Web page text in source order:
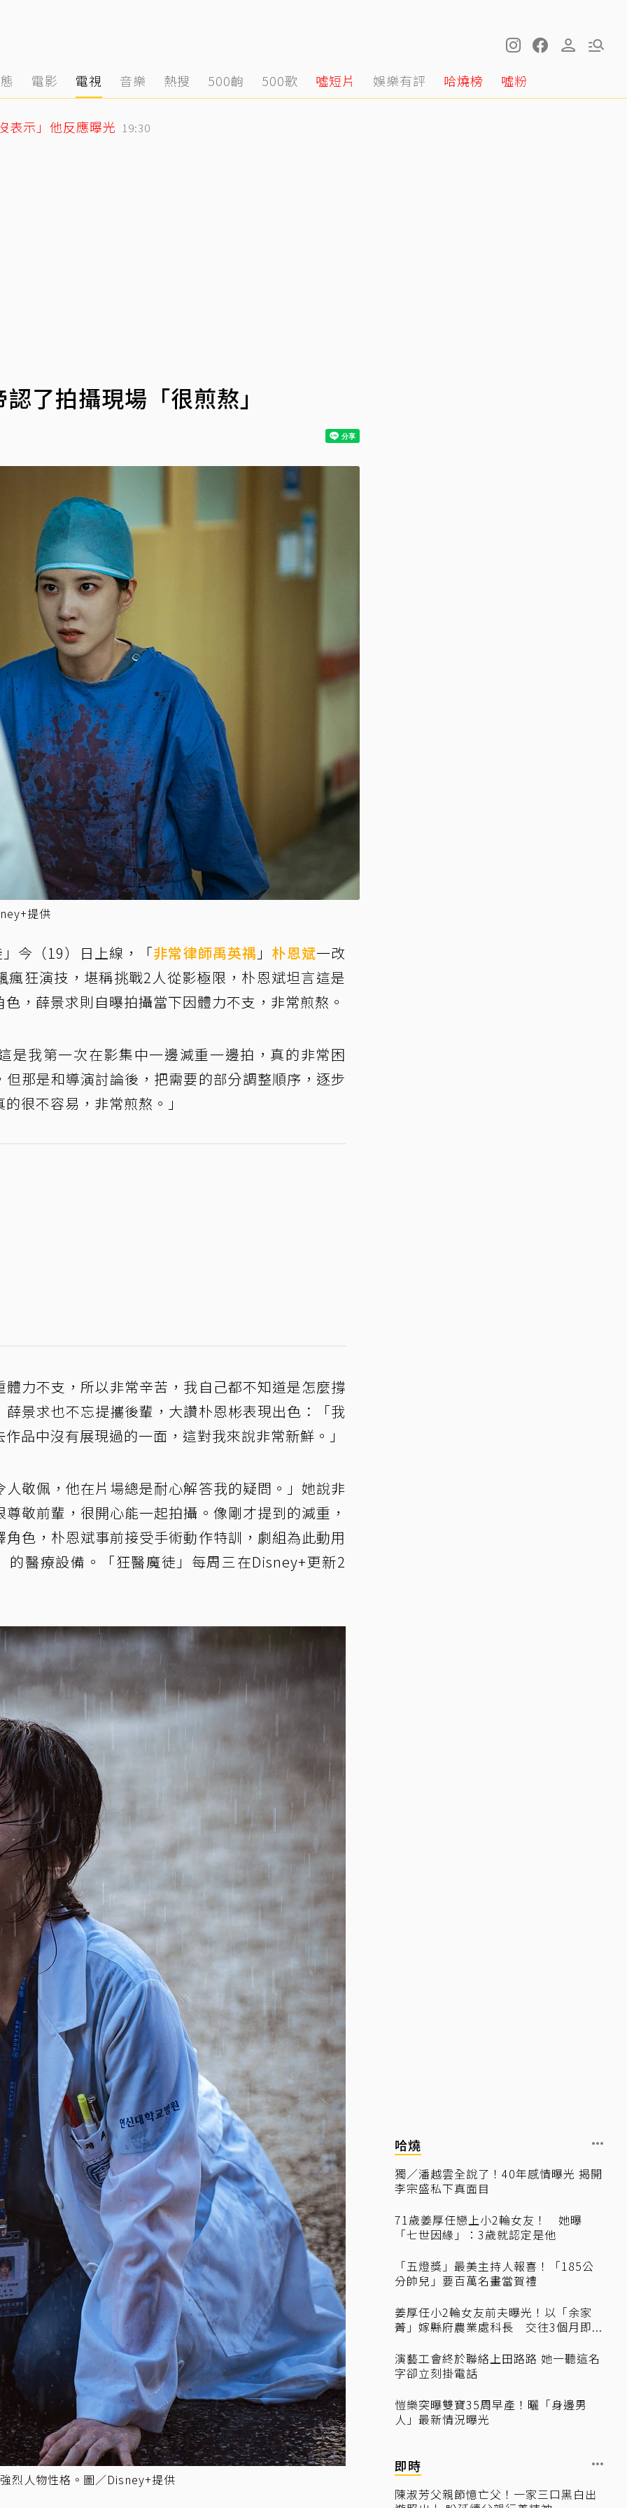
電影 電視 音樂 熱搜 500齣 500歌 噓短片 娛樂有評 哈燒榜 噓粉
表示」他反應曝光 19:30
了拍攝現場「很煎熬」
提供
今（19）日上線，「非常律師禹英禑 」 朴恩斌一改
瘋狂演技，堪稱挑戰2人從影極限，朴恩斌坦言這是
，薛景求則自曝拍攝當下因體力不支，非常煎熬。
是我第一次在影集中一邊減重一邊拍，真的非常困
那是和導演討論後，把需要的部分調整順序，逐步
很不容易，非常煎熬。」
力不支，所以非常辛苦，我自己都不知道是怎麼撐
景求也不忘提攜後輩，大讚朴恩彬表現出色：「我
品中沒有展現過的一面，這對我來說非常新鮮。」
敬佩，他在片場總是耐心解答我的疑問。」她說非
敬前輩，很開心能一起拍攝。像剛才提到的減重，
色，朴恩斌事前接受手術動作特訓，劇組為此動用
的醫療設備。「狂醫魔徒」每周三在Disney+更新2
烈人物性格。圖／Disney+提供
哈燒
獨／潘越雲全說了！40年感情曝光 揭開
李宗盛私下真面目
71歲姜厚任戀上小2輪女友！ 她曝
「七世因緣」：3歲就認定是他
「五燈獎」最美主持人報喜！「185公
分帥兒」要百萬名畫當賀禮
姜厚任小2輪女友前夫曝光！以「余家
菁」嫁縣府農業處科長 交往3個月即...
演藝工會終於聯絡上田路路 她一聽這名
字卻立刻掛電話
愷樂突曝雙寶35周早產！曬「身邊男
人」最新情況曝光
即時
陳淑芳父親節憶亡父！一家三口黑白出